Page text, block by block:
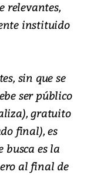
relevantes,
instituido
sin que se
ser público
gratuito
final), es
busca es la
al final de